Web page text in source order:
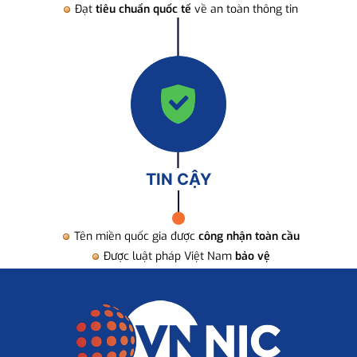
Đạt tiêu chuẩn quốc tế về an toàn thông tin
TIN CẬY
Tên miền quốc gia được công nhận toàn cầu
Được luật pháp Việt Nam bảo vệ